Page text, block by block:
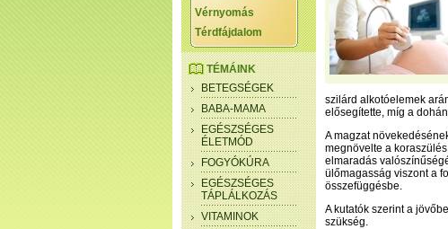
Vérnyomás
Térdfájdalom
TÉMÁINK
BETEGSÉGEK
BABA-MAMA
EGÉSZSÉGES
ÉLETMÓD
FOGYÓKÚRA
EGÉSZSÉGES
TÁPLÁLKOZÁS
VITAMINOK
szilárd alkotóelemek
elősegítette, míg a
A magzat
megnövelte a
elmaradás
ülőmagasság viszont a
összefüggésbe.
A kutatók szerint a
szükség.